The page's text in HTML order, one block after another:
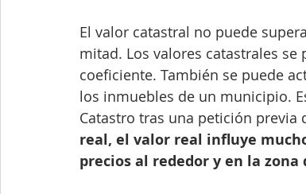
El valor catastral no puede
mitad. Los valores catastrales
coeficiente. También se puede
los inmuebles de un municipio.
Catastro tras una petición
real, el valor real influye
precios al rededor y en la